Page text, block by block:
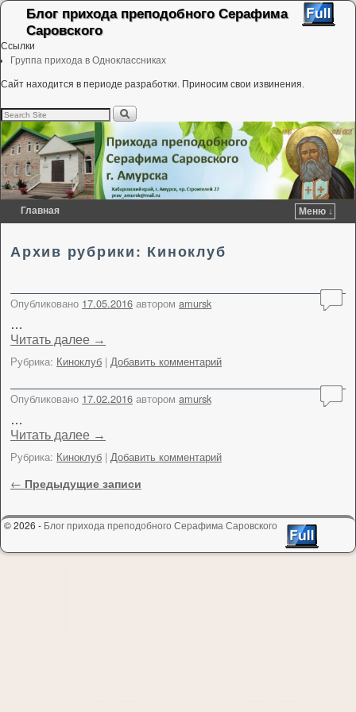
Блог прихода преподобного Серафима
Саровского
Ссылки
Группа прихода в Одноклассниках
Сайт находится в периоде разработки. Приносим свои извинения.
Главная
Меню ↓
Архив рубрики: Киноклуб
Опубликовано 17.05.2016 автором amursk
…
Читать далее →
Рубрика: Киноклуб | Добавить комментарий
Опубликовано 17.02.2016 автором amursk
…
Читать далее →
Рубрика: Киноклуб | Добавить комментарий
Навигация по записям
← Предыдущие записи
© 2026 - Блог прихода преподобного Серафима Саровского